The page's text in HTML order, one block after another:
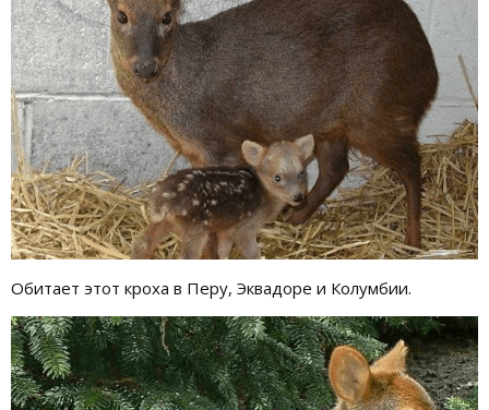
Обитает этот кроха в Перу, Эквадоре и Колумбии.